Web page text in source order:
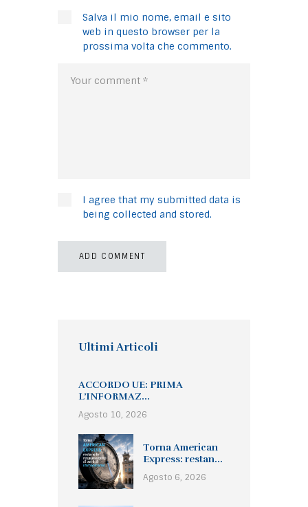
Salva il mio nome, email e sito
web in questo browser per la
prossima volta che commento.
I agree that my submitted data is
being collected and stored.
Ultimi Articoli
ACCORDO UE: PRIMA
L’INFORMAZ...
Agosto 10, 2026
Torna American
Express: restan...
Agosto 6, 2026